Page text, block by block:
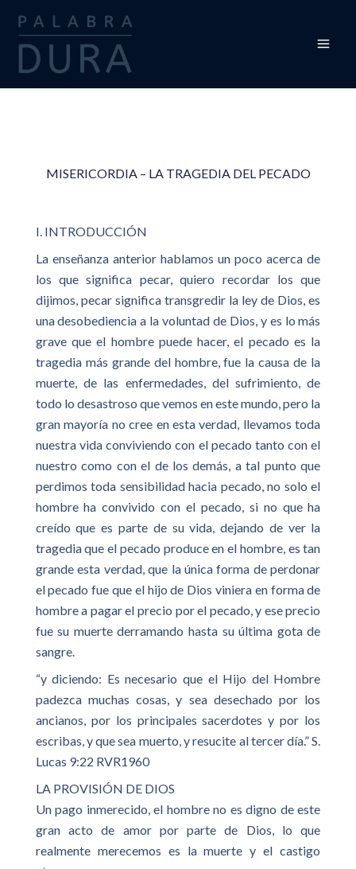
contenido
MISERICORDIA – LA TRAGEDIA DEL PECADO
I. INTRODUCCIÓN
La enseñanza anterior hablamos un poco acerca de
los que significa pecar, quiero recordar los que
dijimos, pecar significa transgredir la ley de Dios, es
una desobediencia a la voluntad de Dios, y es lo más
grave que el hombre puede hacer, el pecado es la
tragedia más grande del hombre, fue la causa de la
muerte, de las enfermedades, del sufrimiento, de
todo lo desastroso que vemos en este mundo, pero la
gran mayoría no cree en esta verdad, llevamos toda
nuestra vida conviviendo con el pecado tanto con el
nuestro como con el de los demás, a tal punto que
perdimos toda sensibilidad hacia pecado, no solo el
hombre ha convivido con el pecado, si no que ha
creído que es parte de su vida, dejando de ver la
tragedia que el pecado produce en el hombre, es tan
grande esta verdad, que la única forma de perdonar
el pecado fue que el hijo de Dios viniera en forma de
hombre a pagar el precio por el pecado, y ese precio
fue su muerte derramando hasta su última gota de
sangre.
“y diciendo: Es necesario que el Hijo del Hombre
padezca muchas cosas, y sea desechado por los
ancianos, por los principales sacerdotes y por los
escribas, y que sea muerto, y resucite al tercer día.” S.
Lucas 9:22 RVR1960
LA PROVISIÓN DE DIOS
Un pago inmerecido, el hombre no es digno de este
gran acto de amor por parte de Dios, lo que
realmente merecemos es la muerte y el castigo